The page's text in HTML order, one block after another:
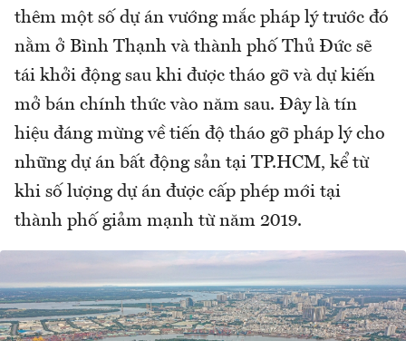
thêm một số dự án vướng mắc pháp lý trước đó
nằm ở Bình Thạnh và thành phố Thủ Đức sẽ
tái khởi động sau khi được tháo gỡ và dự kiến
mở bán chính thức vào năm sau. Đây là tín
hiệu đáng mừng về tiến độ tháo gỡ pháp lý cho
những dự án bất động sản tại TP.HCM, kể từ
khi số lượng dự án được cấp phép mới tại
thành phố giảm mạnh từ năm 2019.